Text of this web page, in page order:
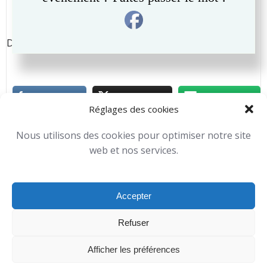
Réglages des cookies
Nous utilisons des cookies pour optimiser notre site
web et nos services.
Accepter
Refuser
Afficher les préférences
Post
navigation
Post
navigation
Du 06 au 30 septembre 2018
Michael Horevoets - 15 h 38 min
Comments are closed